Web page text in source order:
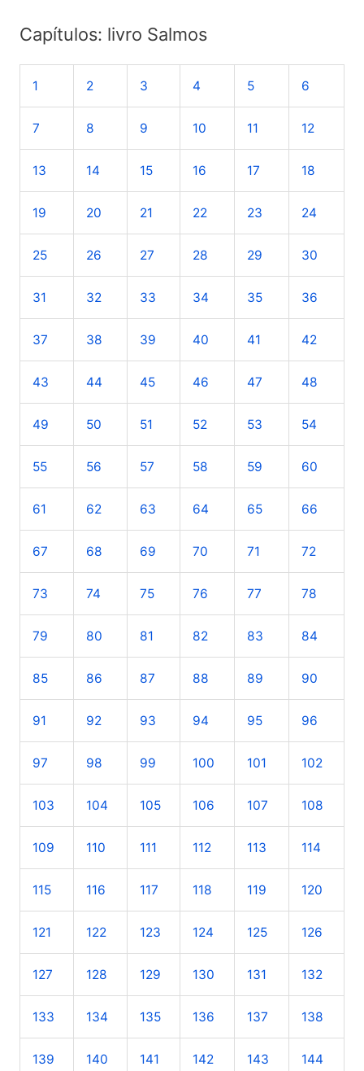
q
u
s
p
r
Capítulos: livro Salmos
1 2 3 4 5 6
7 8 9 10 11 12
13 14 15 16 17 18
19 20 21 22 23 24
25 26 27 28 29 30
31 32 33 34 35 36
37 38 39 40 41 42
43 44 45 46 47 48
49 50 51 52 53 54
55 56 57 58 59 60
61 62 63 64 65 66
67 68 69 70 71 72
73 74 75 76 77 78
79 80 81 82 83 84
85 86 87 88 89 90
91 92 93 94 95 96
97 98 99 100 101 102
103 104 105 106 107 108
109 110 111 112 113 114
115 116 117 118 119 120
121 122 123 124 125 126
127 128 129 130 131 132
133 134 135 136 137 138
139 140 141 142 143 144